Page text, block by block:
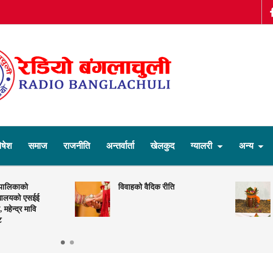
समाज राजनीति अन्तर्वार्ता खेलकुद ग्यालरी अन्य
एसईई
महेन्द्र मावि
विवाहको वैदिक रीति